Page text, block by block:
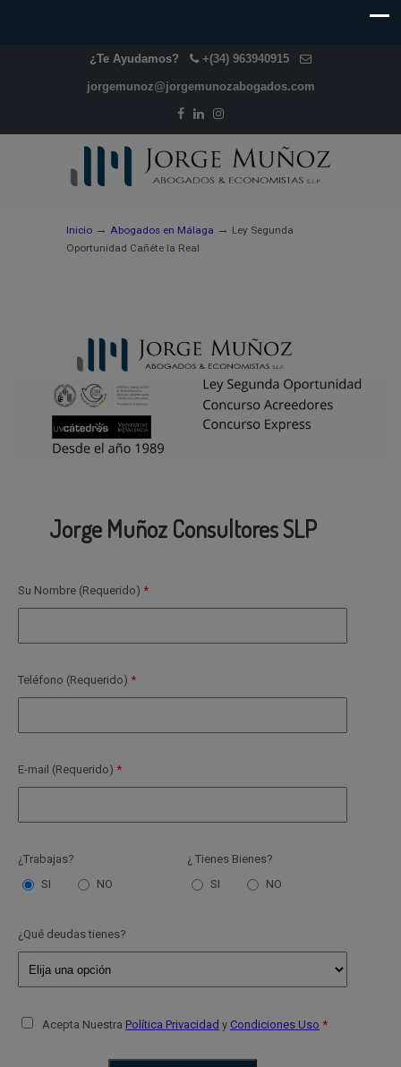
¿Te Ayudamos? +(34) 963940915
jorgemunoz@jorgemunozabogados.com
Inicio → Abogados en Málaga → Ley Segunda
Oportunidad Cañéte la Real
Jorge Muñoz Consultores SLP
Su Nombre (Requerido)
Teléfono (Requerido)
E-mail (Requerido)
¿Trabajas?
SI
NO
¿ Tienes Bienes?
SI
NO
¿Qué deudas tienes?
Acepta Nuestra Política Privacidad y Condiciones Uso